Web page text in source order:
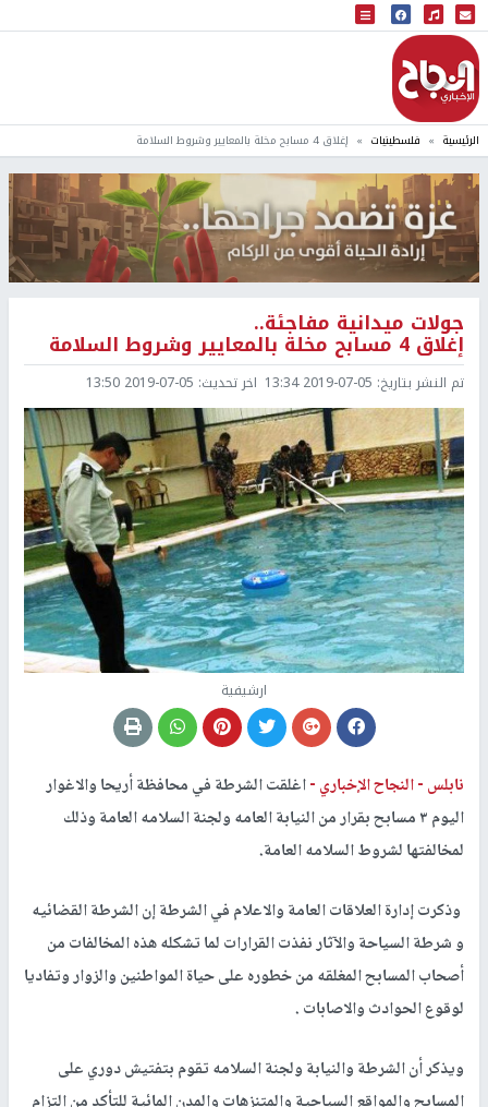
البث المباشر
إذاعة النجاح
الرئيسية فلسطينيات إغلاق 4 مسابح مخلة بالمعايير وشروط السلامة
جولات ميدانية مفاجئة..
إغلاق 4 مسابح مخلة بالمعايير وشروط السلامة
تم النشر بتاريخ: 2019-07-05 13:34 اخر تحديث: 2019-07-05 13:50
ارشيفية
نابلس -النجاح الإخباري -اغلقت الشرطة في محافظة أريحا والاغوار
اليوم ٣ مسابح بقرار من النيابة العامه ولجنة السلامه العامة وذلك
لمخالفتها لشروط السلامه العامة.
وذكرت إدارة العلاقات العامة والاعلام في الشرطة إن الشرطة القضائيه
و شرطة السياحة والآثار نفذت القرارات لما تشكله هذه المخالفات من
أصحاب المسابح المغلقه من خطوره على حياة المواطنين والزوار وتفاديا
لوقوع الحوادث والاصابات .
ويذكر أن الشرطة والنيابة ولجنة السلامه تقوم بتفتيش دوري على